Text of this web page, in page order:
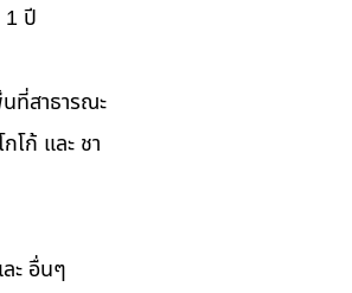
1 ปี
ที่สาธารณะ
โก้ และ ชา
ะ อื่นๆ